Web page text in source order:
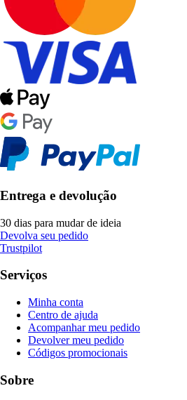
Entrega e devolução
30 dias para mudar de ideia
Devolva seu pedido
Trustpilot
Serviços
Minha conta
Centro de ajuda
Acompanhar meu pedido
Devolver meu pedido
Códigos promocionais
Sobre